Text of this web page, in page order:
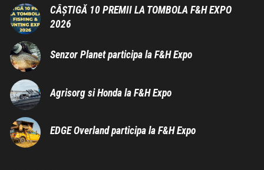
CÂȘTIGĂ 10 PREMII LA TOMBOLA F&H EXPO
2026
Senzor Planet participa la F&H Expo
Agrisorg si Honda la F&H Expo
EDGE Overland participa la F&H Expo